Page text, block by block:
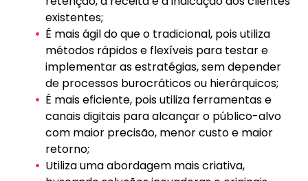
existentes;
É mais ágil do que o tradicional, pois utiliza
métodos rápidos e flexíveis para testar e
implementar as estratégias, sem depender
de processos burocráticos ou hierárquicos;
É mais eficiente, pois utiliza ferramentas e
canais digitais para alcançar o público-alvo
com maior precisão, menor custo e maior
retorno;
Utiliza uma abordagem mais criativa,